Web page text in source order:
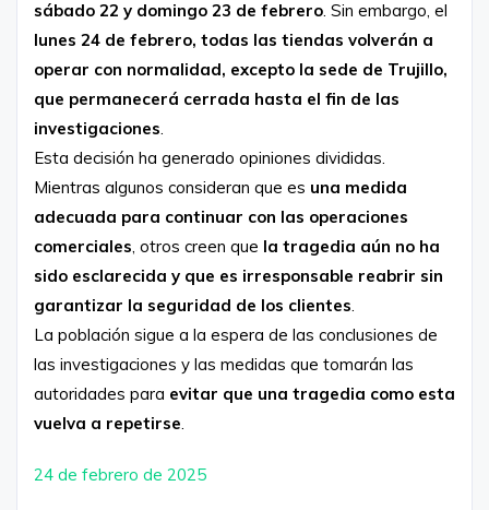
sábado 22 y domingo 23 de febrero . Sin embargo, el
lunes 24 de febrero, todas las tiendas volverán a
operar con normalidad, excepto la sede de Trujillo,
que permanecerá cerrada hasta el fin de las
investigaciones
Esta decisión ha generado opiniones divididas.
Mientras algunos consideran que es una medida
adecuada para continuar con las operaciones
comerciales , otros creen que la tragedia aún no ha
sido esclarecida y que es irresponsable reabrir sin
garantizar la seguridad de los clientes
La población sigue a la espera de las conclusiones de
las investigaciones y las medidas que tomarán las
autoridades para evitar que una tragedia como esta
vuelva a repetirse
24 de febrero de 2025